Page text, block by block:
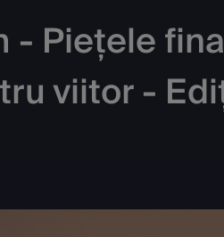
- Piețele
viitor -